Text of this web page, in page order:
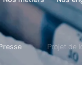
Projet de